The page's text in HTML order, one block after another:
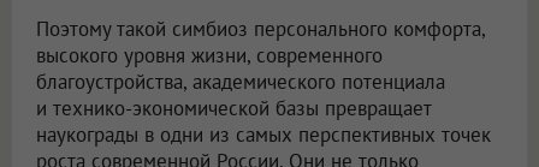
Поэтому такой симбиоз персонального комфорта,
высокого уровня жизни, современного
благоустройства, академического потенциала
и технико-экономической базы превращает
наукограды в одни из самых перспективных точек
роста современной России. Они не только